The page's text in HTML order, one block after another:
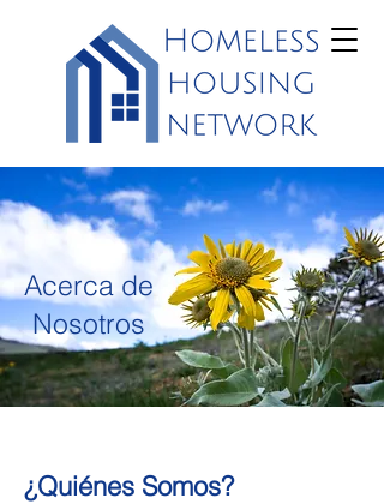
Acerca de
Nosotros
¿Quiénes Somos?